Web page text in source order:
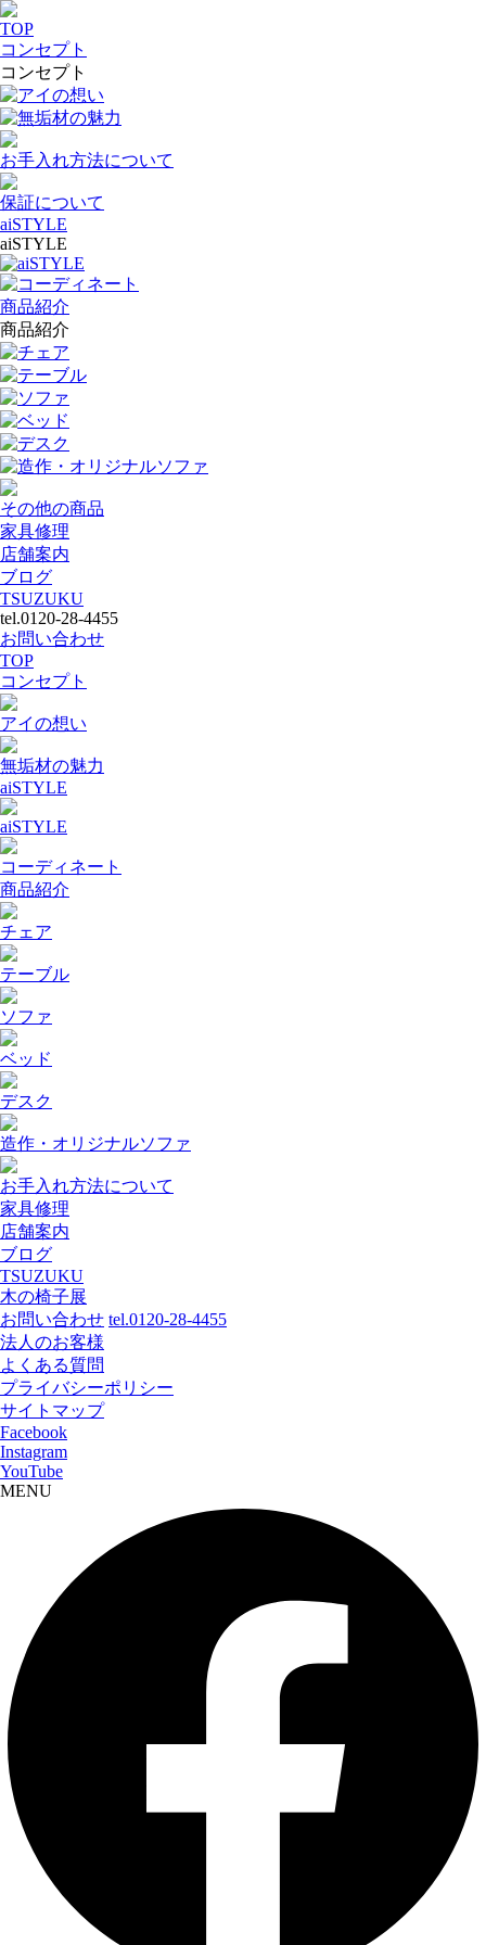
TOP
コンセプト
コンセプト
アイの想い
無垢材の魅力
お手入れ方法について
保証について
aiSTYLE
aiSTYLE
aiSTYLE
コーディネート
商品紹介
商品紹介
チェア
テーブル
ソファ
ベッド
デスク
造作・オリジナルソファ
その他の商品
家具修理
店舗案内
ブログ
TSUZUKU
tel.0120-28-4455
お問い合わせ
TOP
コンセプト
アイの想い
無垢材の魅力
aiSTYLE
aiSTYLE
コーディネート
商品紹介
チェア
テーブル
ソファ
ベッド
デスク
造作・オリジナルソファ
お手入れ方法について
家具修理
店舗案内
ブログ
TSUZUKU
木の椅子展
お問い合わせ tel.0120-28-4455
法人のお客様
よくある質問
プライバシーポリシー
サイトマップ
Facebook
Instagram
YouTube
MENU